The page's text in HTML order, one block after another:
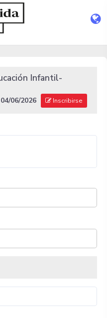
Infantil-
04/06/2026 Inscribirse